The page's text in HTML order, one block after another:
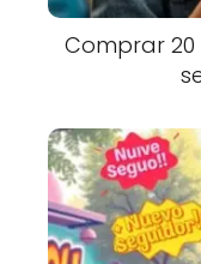
Comprar